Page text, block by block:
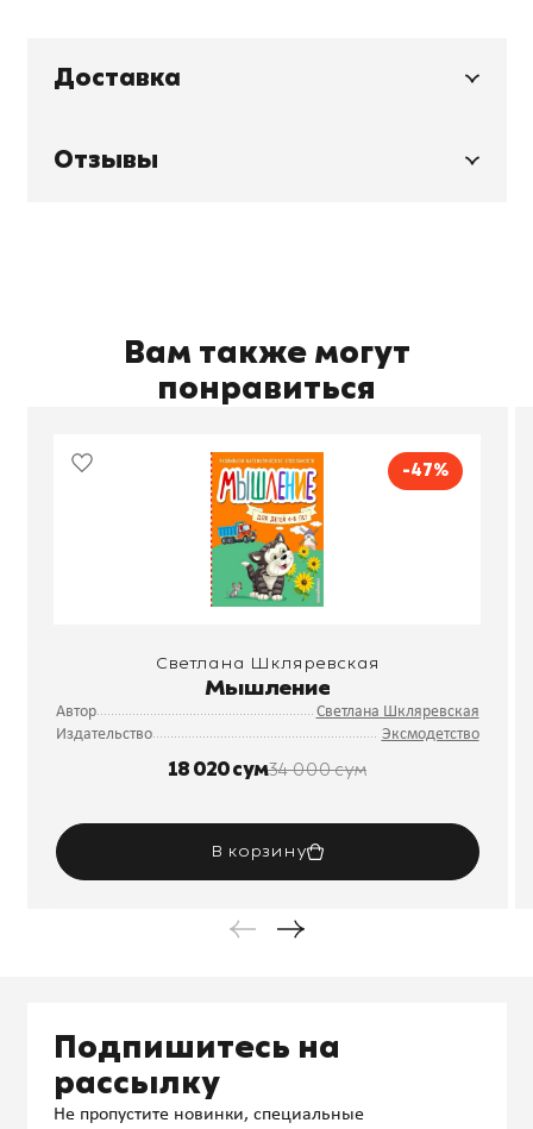
Доставка
Отзывы
Вам также могут
понравиться
-47%
Светлана Шкляревская
Мышление
Автор
Светлана Шкляревская
Издательство
Эксмодетство
18 020 сум34 000 сум
В корзину
Подпишитесь на
рассылку
Не пропустите новинки, специальные